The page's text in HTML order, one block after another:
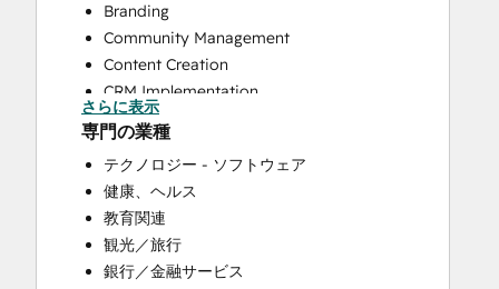
Branding
Community Management
Content Creation
CRM Implementation
CRM Migration
Customer Survey and Analysis
Email Marketing
Full Inbound Marketing Services
Paid Advertising
Sales and Marketing Alignment
Search Engine Optimization
さらに表示
専門の業種
テクノロジー - ソフトウェア
健康、ヘルス
教育関連
観光／旅行
銀行／金融サービス